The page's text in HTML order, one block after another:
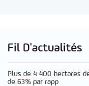
Fil D'actualités
Plus de 4 400 hectares
de 63% par rapp